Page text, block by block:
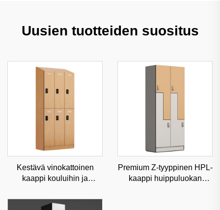
Uusien tuotteiden suositus
Kestävä vinokattoinen
kaappi kouluihin ja
pölynsuojattu kaupallinen
Premium Z-tyyppinen HPL-
kaappi huippuluokan